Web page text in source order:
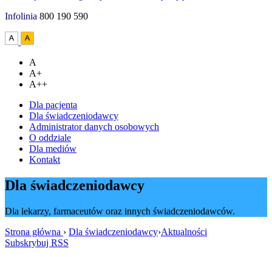
Infolinia 800 190 590
A
A+
A++
Dla pacjenta
Dla świadczeniodawcy
Administrator danych osobowych
O oddziale
Dla mediów
Kontakt
Dla świadczeniodawcy
Dla lekarzy, farmaceutów oraz innych świadczeniodawców.
Strona główna › Dla świadczeniodawcy›Aktualności
Subskrybuj RSS